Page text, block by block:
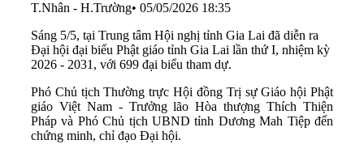
T.Nhân - H.Trường• 05/05/2026 18:35
Sáng 5/5, tại Trung tâm Hội nghị tỉnh Gia Lai đã diễn ra
Đại hội đại biểu Phật giáo tỉnh Gia Lai lần thứ I, nhiệm kỳ
2026 - 2031, với 699 đại biểu tham dự.
Phó Chủ tịch Thường trực Hội đồng Trị sự Giáo hội Phật
giáo Việt Nam - Trưởng lão Hòa thượng Thích Thiện
Pháp và Phó Chủ tịch UBND tỉnh Dương Mah Tiệp đến
chứng minh, chỉ đạo Đại hội.